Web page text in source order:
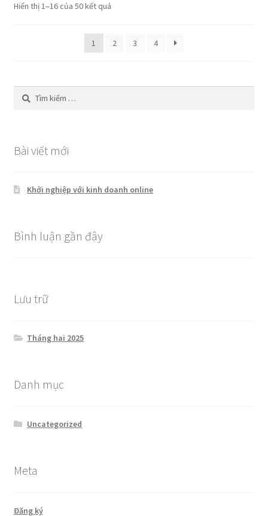
Hiển thị 1–16 của 50 kết quả
1 2 3 4
Tìm
kiếm
Bài viết mới
Khởi nghiệp với kinh doanh online
Bình luận gần đây
Lưu trữ
Tháng hai 2025
Danh mục
Uncategorized
Meta
Đăng ký